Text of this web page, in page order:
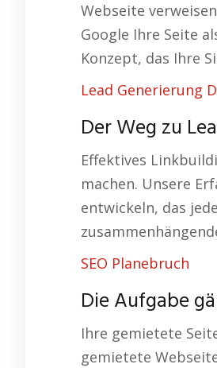
Webseite
Google Ihre Seite
Konzept, das Ihre
Lead Generierung
Der Weg zu
Effektives
machen. Unsere
entwickeln, das
SEO Planebruch
Die Aufgabe
Ihre gemietete
gemietete